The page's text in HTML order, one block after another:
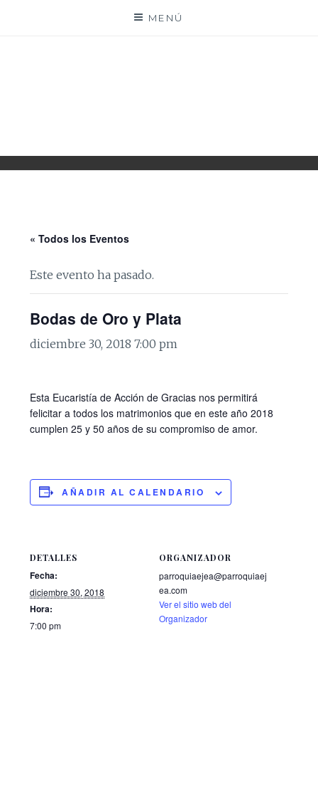
MENÚ
« Todos los Eventos
Este evento ha pasado.
Bodas de Oro y Plata
diciembre 30, 2018 7:00 pm
Esta Eucaristía de Acción de Gracias nos permitirá
felicitar a todos los matrimonios que en este año 2018
cumplen 25 y 50 años de su compromiso de amor.
AÑADIR AL CALENDARIO
DETALLES
Fecha:
diciembre 30, 2018
Hora:
7:00 pm
ORGANIZADOR
parroquiaejea@parroquiaej
ea.com
Ver el sitio web del
Organizador